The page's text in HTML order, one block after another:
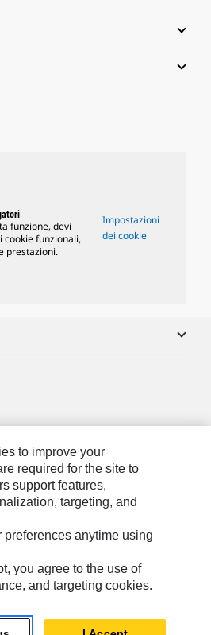
funzione, devi
cookie funzionali,
prestazioni.
Impostazioni
dei cookie
Tutti i diritti riservati.
to improve your
required for the site to
support features,
targeting, and
preferences anytime using
you agree to the use of
and targeting cookies.